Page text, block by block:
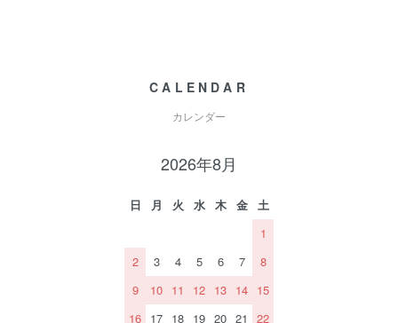
CALENDAR
カレンダー
2026年8月
日 月 火 水 木 金
土
1
2
3 4 5 6 7
8
9
10 11 12 13 14 15
16 17 18 19 20 21
22